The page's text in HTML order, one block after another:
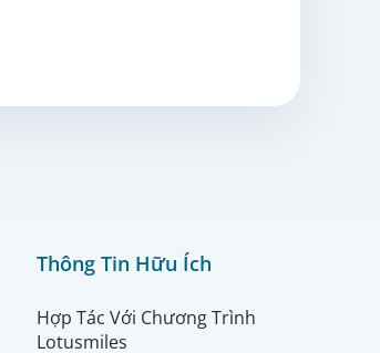
Thông Tin Hữu Ích
Hợp Tác Với Chương Trình
Lotusmiles